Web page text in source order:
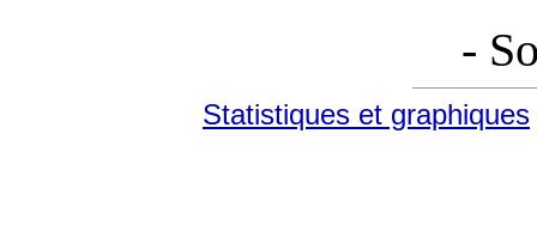
-
Statistiques et graphiques